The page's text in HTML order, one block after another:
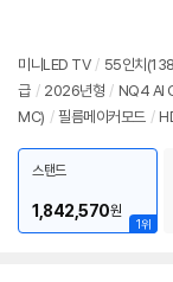
미니LED TV / 55인치
급 / 2026년형 / NQ4 AI
MC) / 필름메이커모드 /
DMI(전체): 4개
출시가:
1위
스탠드
1,842,570원